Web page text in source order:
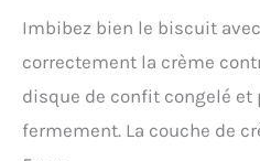
Imbibez bien le biscuit
correctement la crème
disque de confit congelé et
fermement. La couche de